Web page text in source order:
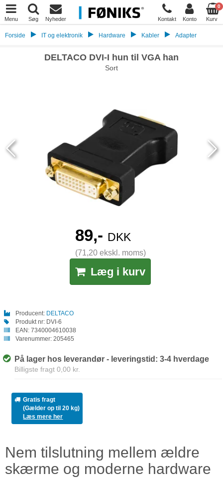
Menu Søg Nyheder Kontakt Konto
0
Kurv
Forside IT og elektronik Hardware Kabler Adapter
DELTACO DVI-I hun til VGA han
Sort
89,- DKK
(71,20 ekskl. moms)
Læg i kurv
Producent: DELTACO
Produkt nr: DVI-6
EAN: 7340004610038
Varenummer: 205465
På lager hos leverandør - leveringstid: 3-4 hverdage
Billigste fragt 0,00 kr.
Gratis fragt
(Gælder op til 20 kg)
Læs mere her
Nem tilslutning mellem ældre
skærme og moderne hardware